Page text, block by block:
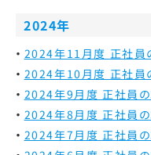
2024年
2024年11月度 正社員
2024年10月度 正社員
2024年9月度 正社員の
2024年8月度 正社員の
2024年7月度 正社員の